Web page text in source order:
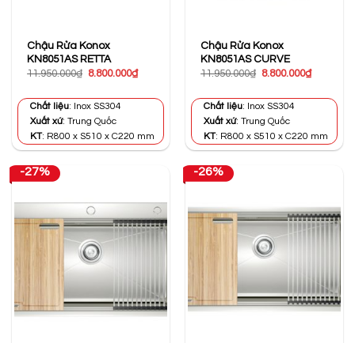
Chậu Rửa Konox
KN8051AS RETTA
11.950.000₫ Giá
11.950.000₫.
8.800.000₫Giá
Chất liệu: Inox SS304
Xuất xứ: Trung Quốc
KT: R800 x S510 x C220 mm
Chậu Rửa Konox
KN8051AS CURVE
11.950.000₫ Giá
11.950.000₫.
8.800.000₫Giá
Chất liệu: Inox SS304
Xuất xứ: Trung Quốc
KT: R800 x S510 x C220 mm
-27% -26%